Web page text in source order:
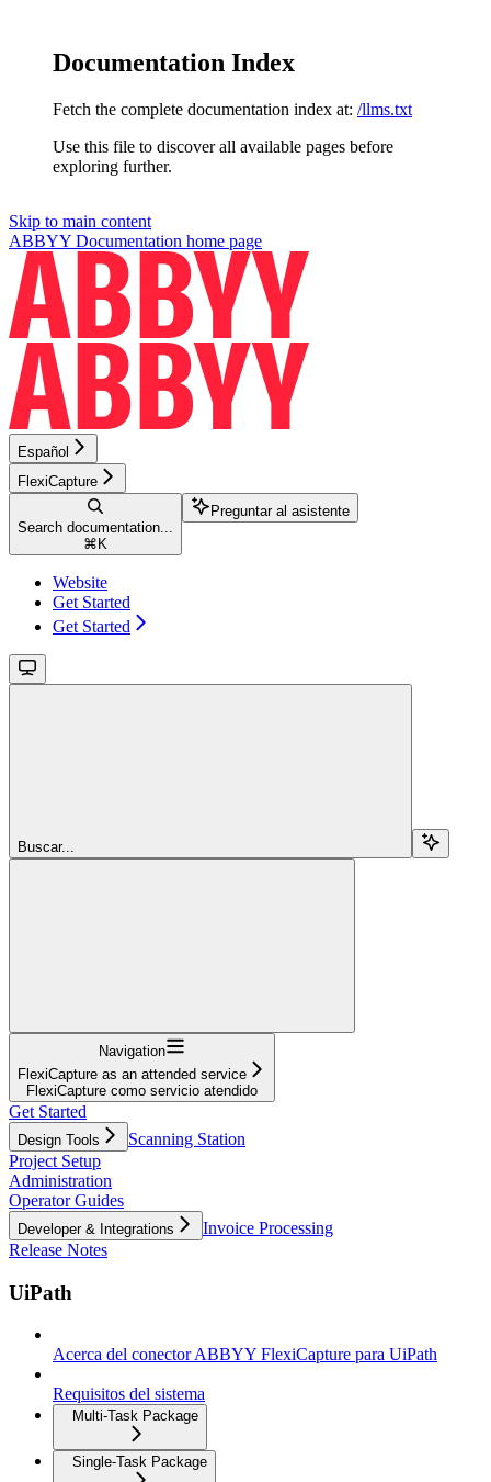
Documentation Index
Fetch the complete documentation index at: /llms.txt
Use this file to discover all available pages before
exploring further.
Skip to main content
ABBYY Documentation home page
Español
FlexiCapture
Search documentation...
⌘ K
Preguntar al asistente
Website
Get Started
Get Started
Buscar...
Navigation
FlexiCapture as an attended service
FlexiCapture como servicio atendido
Get Started
Design Tools
Scanning Station
Project Setup
Administration
Operator Guides
Developer & Integrations
Invoice Processing
Release Notes
UiPath
Acerca del conector ABBYY FlexiCapture para UiPath
Requisitos del sistema
Multi-Task Package
Single-Task Package